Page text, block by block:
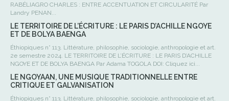
RABÉLIAGRO CHARLES : ENTRE ACCENTUATION ET CIRCULARITÉ Par
Landry PENAN...
LE TERRITOIRE DE L’ÉCRITURE : LE PARIS D’ACHILLE NGOYE
ET DE BOLYA BAENGA
Éthiopiques n° 113. Littérature, philosophie, sociologie, anthropologie et art.
2e semestre 2024. LE TERRITOIRE DE L’ÉCRITURE : LE PARIS D’ACHILLE
NGOYE ET DE BOLYA BAENGA Par Adama TOGOLA DOI: Cliquez ici...
LE NGOYAAN, UNE MUSIQUE TRADITIONNELLE ENTRE
CRITIQUE ET GALVANISATION
Éthiopiques n° 113. Littérature, philosophie, sociologie, anthropologie et art.